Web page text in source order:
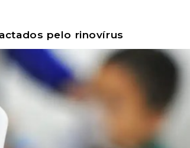
pelo rinovírus